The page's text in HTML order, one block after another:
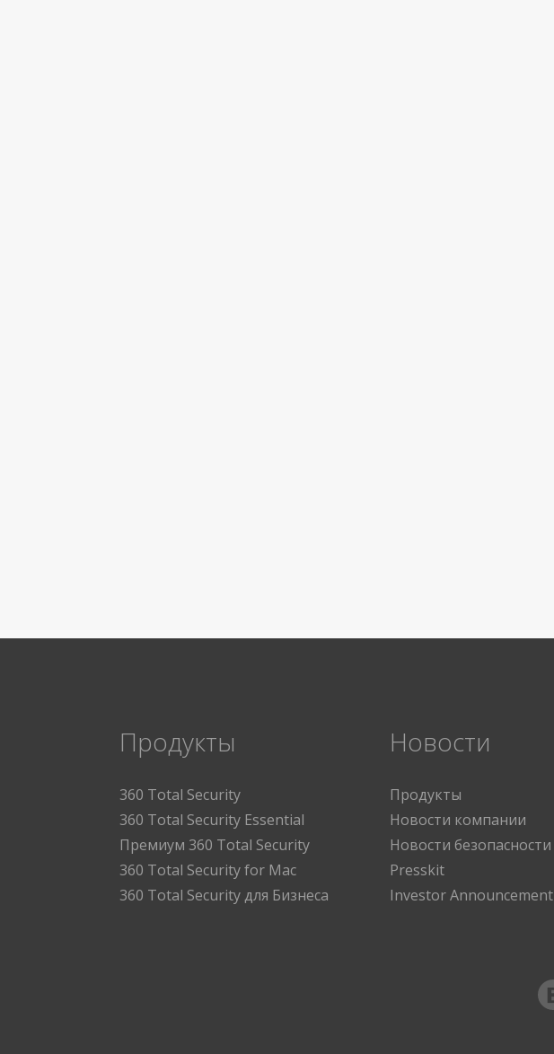
Продукты
360 Total Security
360 Total Security Essential
Премиум 360 Total Security
360 Total Security for Mac
360 Total Security для Бизнеса
Новости
Продукты
Новости компании
Новости безопасности
Presskit
Investor Announcement